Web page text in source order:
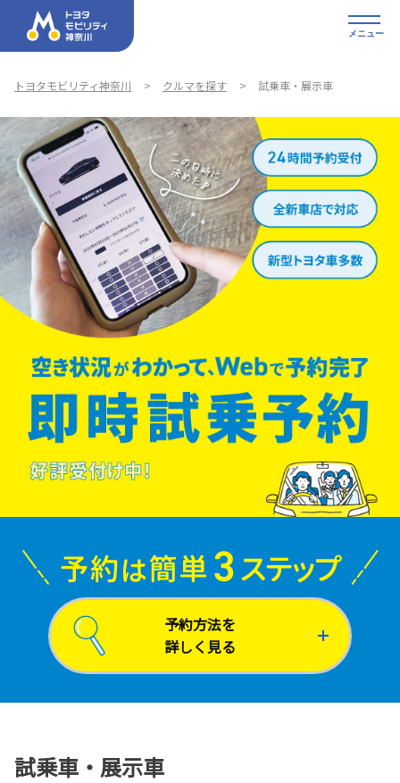
メニュー
トヨタモビリティ神奈川 クルマを探す 試乗車・展示車
予約方法を
詳しく見る
試乗車・展示車